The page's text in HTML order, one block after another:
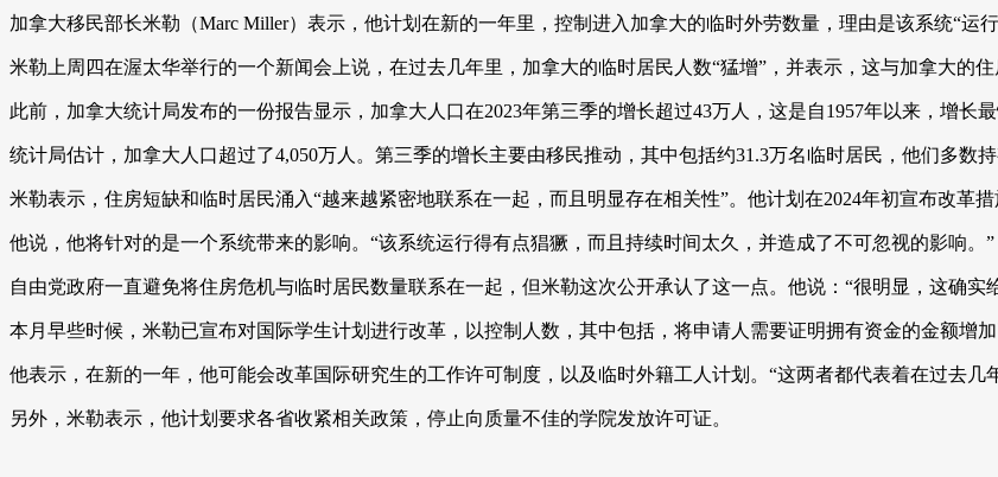
加拿大移民部长米勒（Marc Miller）表示，他计划在新的一年里，控制进入加拿大的临时外劳数量，理由是该系统“运
米勒上周四在渥太华举行的一个新闻会上说，在过去几年里，加拿大的临时居民人数“猛增”，并表示，这与加拿大的住
此前，加拿大统计局发布的一份报告显示，加拿大人口在2023年第三季的增长超过43万人，这是自1957年以来，增长最
统计局估计，加拿大人口超过了4,050万人。第三季的增长主要由移民推动，其中包括约31.3万名临时居民，他们多数持
米勒表示，住房短缺和临时居民涌入“越来越紧密地联系在一起，而且明显存在相关性”。他计划在2024年初宣布改革措
他说，他将针对的是一个系统带来的影响。“该系统运行得有点猖獗，而且持续时间太久，并造成了不可忽视的影响。”
自由党政府一直避免将住房危机与临时居民数量联系在一起，但米勒这次公开承认了这一点。他说：“很明显，这确
本月早些时候，米勒已宣布对国际学生计划进行改革，以控制人数，其中包括，将申请人需要证明拥有资金的金额增加
他表示，在新的一年，他可能会改革国际研究生的工作许可制度，以及临时外籍工人计划。“这两者都代表着在过去几
另外，米勒表示，他计划要求各省收紧相关政策，停止向质量不佳的学院发放许可证。